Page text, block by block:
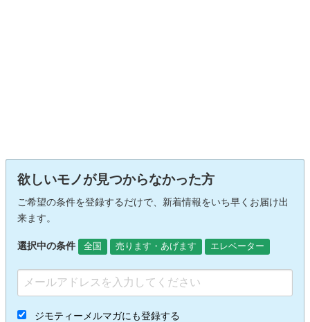
欲しいモノが見つからなかった方
ご希望の条件を登録するだけで、新着情報をいち早くお届け出
来ます。
選択中の条件 全国 売ります・あげます エレベーター
ジモティーメルマガにも登録する